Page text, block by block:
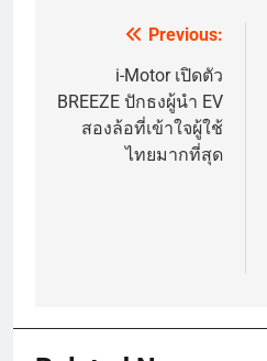
navigation
Previous:
i-Motor เปิดตัว
BREEZE ปักธงผู้นำ EV
สองล้อที่เข้าใจผู้ใช้
ไทยมากที่สุด